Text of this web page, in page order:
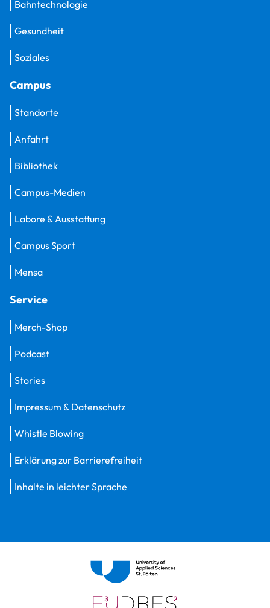
Bahntechnologie
Gesundheit
Soziales
Campus
Standorte
Anfahrt
Bibliothek
Campus-Medien
Labore & Ausstattung
Campus Sport
Mensa
Service
Merch-Shop
Podcast
Stories
Impressum & Datenschutz
Whistle Blowing
Erklärung zur Barrierefreiheit
Inhalte in leichter Sprache